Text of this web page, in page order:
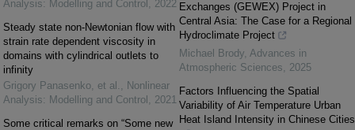
Analysis: Modelling and Control
2022
Steady state non-Newtonian flow with
strain rate dependent viscosity in
domains with cylindrical outlets to
infinity
Grigory Panasenko, et al.
Nonlinear
Analysis: Modelling and Control
2021
Some critical remarks on “Some new
Exchanges (GEWEX) Project in
Central Asia: The Case for a Regional
Hydroclimate Project
Michael Brody Advances in
Atmospheric Sciences
2025
Factors Influencing the Spatial
Variability of Air Temperature Urban
Heat Island Intensity in Chinese Cities